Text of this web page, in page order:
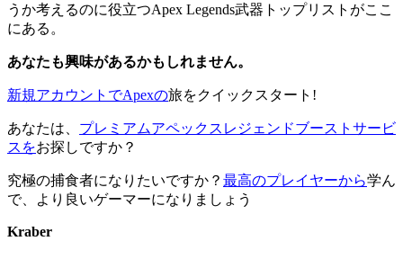
うか考えるのに役立つApex Legends武器トップリストがここ
にある。
あなたも興味があるかもしれません。
新規アカウントでApexの旅をクイックスタート!
あなたは、 プレミアムアペックスレジェンドブーストサービ
スをお探しですか？
究極の捕食者になりたいですか？ 最高のプレイヤーから学ん
で、より良いゲーマーになりましょう
Kraber